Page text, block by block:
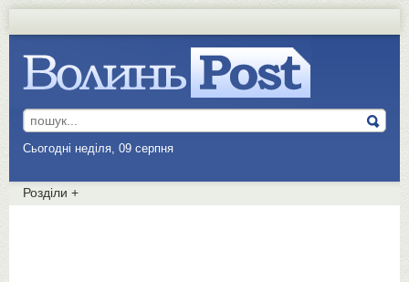
Сьогодні неділя, 09 серпня
Розділи +